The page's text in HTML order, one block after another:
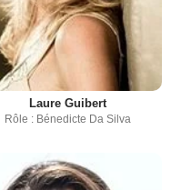
Laure Guibert
Rôle : Bénedicte Da Silva